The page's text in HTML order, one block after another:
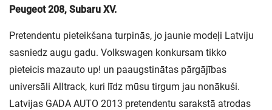
Peugeot 208, Subaru XV.
Pretendentu pieteikšana turpinās, jo jaunie modeļi Latviju
sasniedz augu gadu. Volkswagen konkursam tikko
pieteicis mazauto up! un paaugstinātas pārgājības
universāli Alltrack, kuri līdz mūsu tirgum jau nonākuši.
Latvijas GADA AUTO 2013 pretendentu sarakstā atrodas